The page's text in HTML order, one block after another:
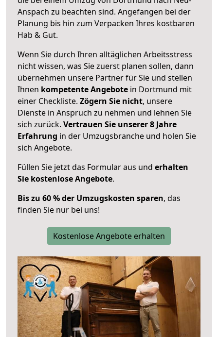
Anspach zu beachten sind. Angefangen bei der
Planung bis hin zum Verpacken Ihres kostbaren
Hab & Gut.
Wenn Sie durch Ihren alltäglichen Arbeitsstress
nicht wissen, was Sie zuerst planen sollen, dann
übernehmen unsere Partner für Sie und stellen
Ihnen kompetente Angebote in Dortmund mit
einer Checkliste. Zögern Sie nicht, unsere
Dienste in Anspruch zu nehmen und lehnen Sie
sich zurück. Vertrauen Sie unserer 8 Jahre
Erfahrung in der Umzugsbranche und holen Sie
sich Angebote.
Füllen Sie jetzt das Formular aus und erhalten
Sie kostenlose Angebote.
Bis zu 60 % der Umzugskosten sparen, das
finden Sie nur bei uns!
Kostenlose Angebote erhalten